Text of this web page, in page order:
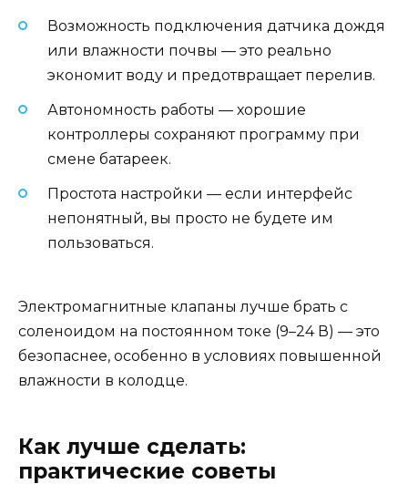
Возможность подключения датчика дождя
или влажности почвы — это реально
экономит воду и предотвращает перелив.
Автономность работы — хорошие
контроллеры сохраняют программу при
смене батареек.
Простота настройки — если интерфейс
непонятный, вы просто не будете им
пользоваться.
Электромагнитные клапаны лучше брать с
соленоидом на постоянном токе (9–24 В) — это
безопаснее, особенно в условиях повышенной
влажности в колодце.
Как лучше сделать:
практические советы